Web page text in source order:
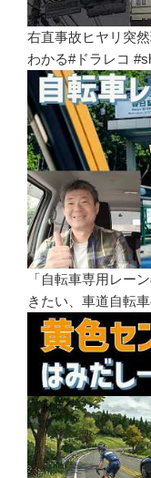
右直事故ヒヤリ突
わかる#ドラレコ
「自転車専用レー
きたい、車道自転